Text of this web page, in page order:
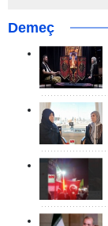
Demeç